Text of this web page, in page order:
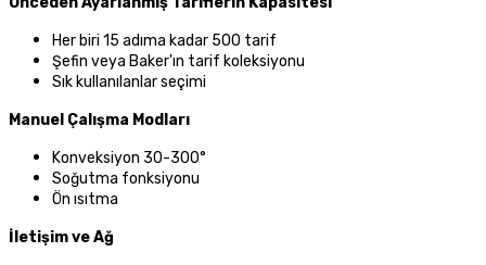
Her biri 15 adıma kadar 500 tarif
Şefin veya Baker'ın tarif koleksiyonu
Sık kullanılanlar seçimi
Manuel Çalışma Modları
Konveksiyon 30-300°
Soğutma fonksiyonu
Ön ısıtma
İletişim ve Ağ